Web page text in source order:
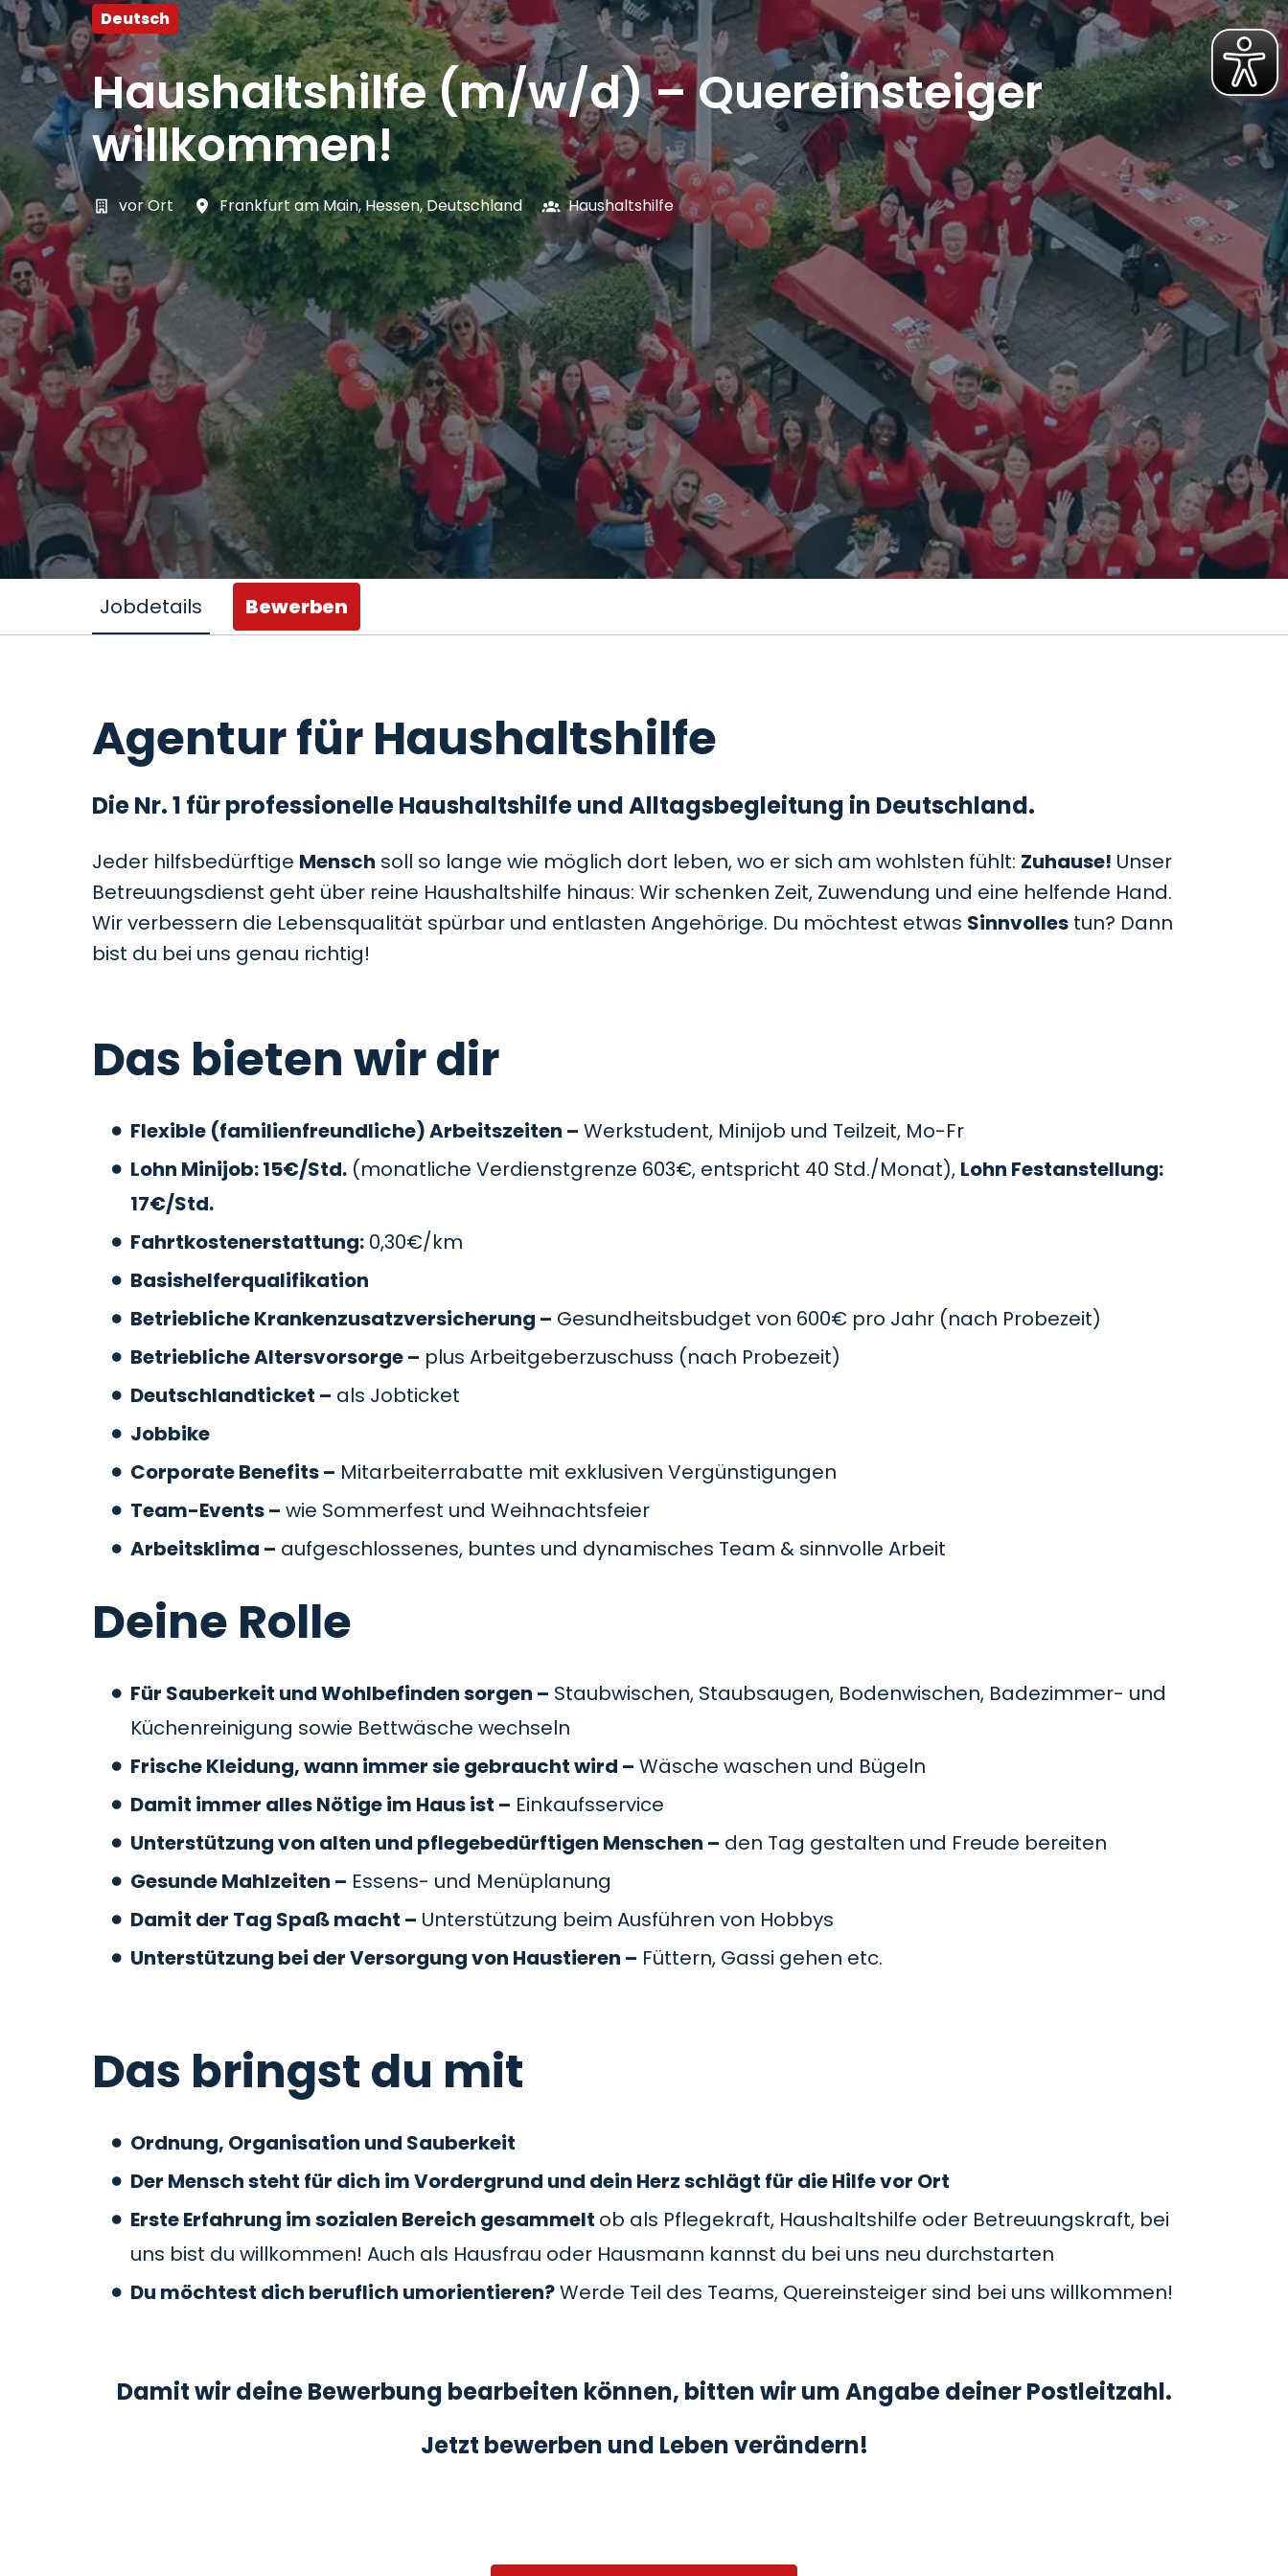
Deutsch
Haushaltshilfe (m/w/d) – Quereinsteiger
willkommen!
vor Ort Frankfurt am Main, Hessen,Deutschland Haushaltshilfe
Jobdetails Bewerben
Agentur für Haushaltshilfe
Die Nr. 1 für professionelle Haushaltshilfe und Alltagsbegleitung in Deutschland.
Jeder hilfsbedürftige Mensch soll so lange wie möglich dort leben, wo er sich am wohlsten fühlt: Zuhause! Unser
Betreuungsdienst geht über reine Haushaltshilfe hinaus: Wir schenken Zeit, Zuwendung und eine helfende Hand.
Wir verbessern die Lebensqualität spürbar und entlasten Angehörige. Du möchtest etwas Sinnvolles tun? Dann
bist du bei uns genau richtig!
Das bieten wir dir
Flexible (familienfreundliche) Arbeitszeiten – Werkstudent, Minijob und Teilzeit, Mo-Fr
Lohn Minijob: 15€/Std. (monatliche Verdienstgrenze 603€, entspricht 40 Std./Monat), Lohn Festanstellung:
17€/Std.
Fahrtkostenerstattung: 0,30€/km
Basishelferqualifikation
Betriebliche Krankenzusatzversicherung – Gesundheitsbudget von 600€ pro Jahr (nach Probezeit)
Betriebliche Altersvorsorge – plus Arbeitgeberzuschuss (nach Probezeit)
Deutschlandticket – als Jobticket
Jobbike
Corporate Benefits – Mitarbeiterrabatte mit exklusiven Vergünstigungen
Team-Events – wie Sommerfest und Weihnachtsfeier
Arbeitsklima – aufgeschlossenes, buntes und dynamisches Team & sinnvolle Arbeit
Deine Rolle
Für Sauberkeit und Wohlbefinden sorgen – Staubwischen, Staubsaugen, Bodenwischen, Badezimmer- und
Küchenreinigung sowie Bettwäsche wechseln
Frische Kleidung, wann immer sie gebraucht wird – Wäsche waschen und Bügeln
Damit immer alles Nötige im Haus ist – Einkaufsservice
Unterstützung von alten und pflegebedürftigen Menschen – den Tag gestalten und Freude bereiten
Gesunde Mahlzeiten – Essens- und Menüplanung
Damit der Tag Spaß macht – Unterstützung beim Ausführen von Hobbys
Unterstützung bei der Versorgung von Haustieren – Füttern, Gassi gehen etc.
Das bringst du mit
Ordnung, Organisation und Sauberkeit
Der Mensch steht für dich im Vordergrund und dein Herz schlägt für die Hilfe vor Ort
Erste Erfahrung im sozialen Bereich gesammelt ob als Pflegekraft, Haushaltshilfe oder Betreuungskraft, bei
uns bist du willkommen! Auch als Hausfrau oder Hausmann kannst du bei uns neu durchstarten
Du möchtest dich beruflich umorientieren?Werde Teil des Teams, Quereinsteiger sind bei uns willkommen!
Damit wir deine Bewerbung bearbeiten können, bitten wir um Angabe deiner Postleitzahl.
Jetzt bewerben und Leben verändern!